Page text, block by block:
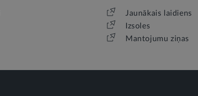
Jaunākais laidiens
Izsoles
Mantojumu ziņas